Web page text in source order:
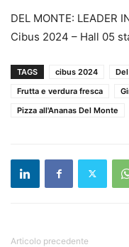
DEL MONTE: LEADER
Cibus 2024 – Hall 05
TAGS cibus 2024
Frutta e verdura fresca
Pizza all'Ananas Del Monte
Articolo precedente